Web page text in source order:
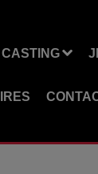
CASTING